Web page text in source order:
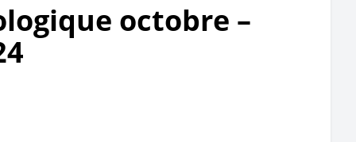
octobre –